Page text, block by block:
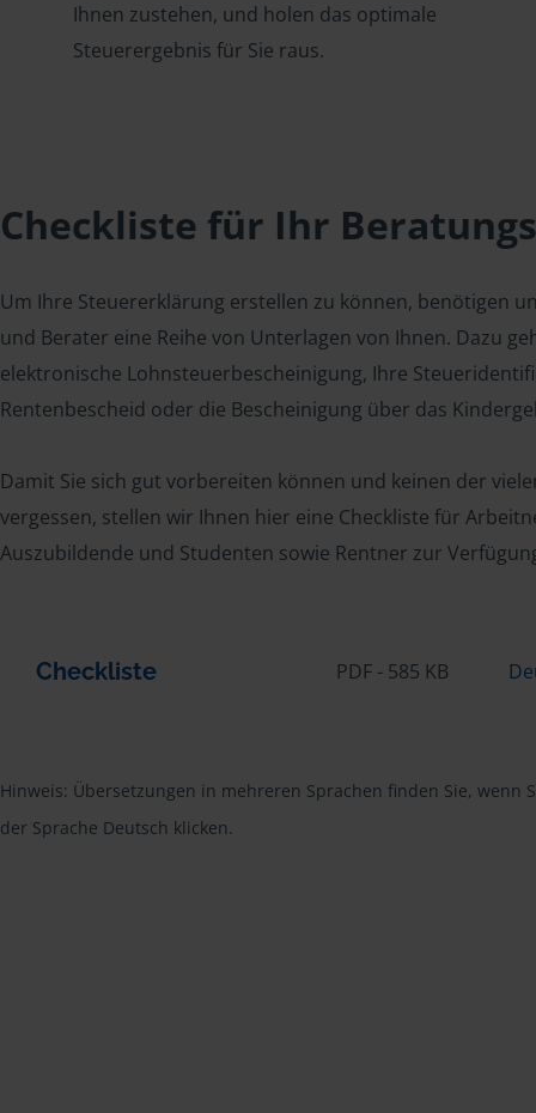
Ihnen zustehen, und holen das optimale
Steuerergebnis für Sie raus.
Checkliste für Ihr
Um Ihre Steuererklärung erstellen zu können, benötigen
und Berater eine Reihe von Unterlagen von Ihnen. Dazu
elektronische Lohnsteuerbescheinigung, Ihre
Rentenbescheid oder die Bescheinigung über das
Damit Sie sich gut vorbereiten können und keinen der
vergessen, stellen wir Ihnen hier eine Checkliste für
Auszubildende und Studenten sowie Rentner zur
Checkliste PDF - 585 KB
Hinweis: Übersetzungen in mehreren Sprachen finden Sie, wenn
der Sprache Deutsch klicken.